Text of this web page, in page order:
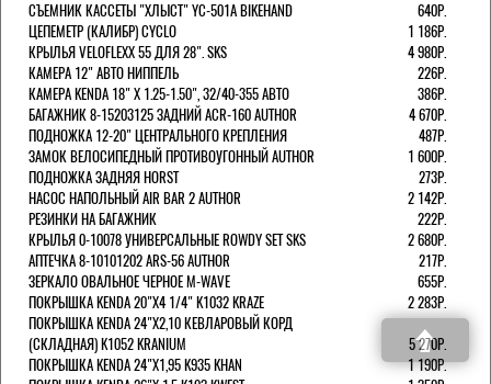
СЪЕМНИК КАССЕТЫ "ХЛЫСТ" YC-501A BIKEHAND
640Р.
ЦЕПЕМЕТР (КАЛИБР) CYCLO
1 186Р.
КРЫЛЬЯ VELOFLEXX 55 ДЛЯ 28". SKS
4 980Р.
КАМЕРА 12" АВТО НИППЕЛЬ
226Р.
КАМЕРА KENDA 18" Х 1.25-1.50", 32/40-355 АВТО
386Р.
БАГАЖНИК 8-15203125 ЗАДНИЙ ACR-160 AUTHOR
4 670Р.
ПОДНОЖКА 12-20" ЦЕНТРАЛЬНОГО КРЕПЛЕНИЯ
487Р.
ЗАМОК ВЕЛОСИПЕДНЫЙ ПРОТИВОУГОННЫЙ AUTHOR
1 600Р.
ПОДНОЖКА ЗАДНЯЯ HORST
273Р.
НАСОС НАПОЛЬНЫЙ AIR BAR 2 AUTHOR
2 142Р.
РЕЗИНКИ НА БАГАЖНИК
222Р.
КРЫЛЬЯ 0-10078 УНИВЕРСАЛЬНЫЕ ROWDY SET SKS
2 680Р.
АПТЕЧКА 8-10101202 ARS-56 AUTHOR
217Р.
ЗЕРКАЛО ОВАЛЬНОЕ ЧЕРНОЕ M-WAVE
655Р.
ПОКРЫШКА KENDA 20"Х4 1/4" K1032 KRAZE
2 283Р.
ПОКРЫШКА KENDA 24"Х2,10 КЕВЛАРОВЫЙ КОРД
(СКЛАДНАЯ) K1052 KRANIUM
5 270Р.
ПОКРЫШКА KENDA 24"Х1,95 K935 KHAN
1 190Р.